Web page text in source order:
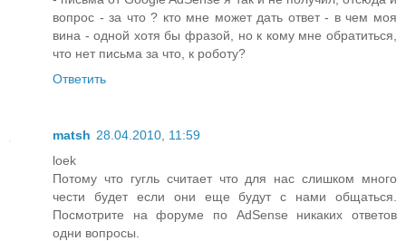
вопрос - за что ? кто мне может дать ответ - в чем моя
вина - одной хотя бы фразой, но к кому мне обратиться,
что нет письма за что, к роботу?
Ответить
matsh 28.04.2010, 11:59
loek
Потому что гугль считает что для нас слишком много
чести будет если они еще будут с нами общаться.
Посмотрите на форуме по AdSense никаких ответов
одни вопросы.